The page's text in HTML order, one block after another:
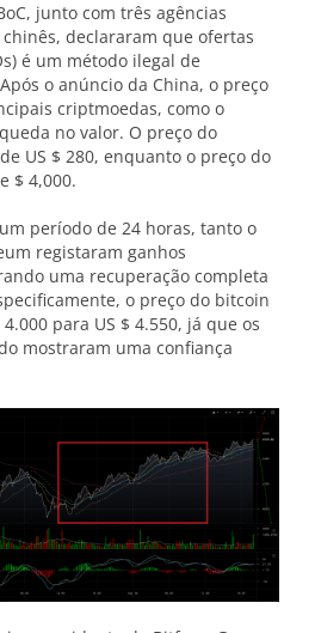
junto com três agências
declararam que ofertas
é um método ilegal de
o anúncio da China, o preço
criptmoedas, como o
no valor. O preço do
US $ 280, enquanto o preço do
$ 4,000.
período de 24 horas, tanto o
registaram ganhos
uma recuperação completa
o preço do bitcoin
para US $ 4.550, já que os
mostraram uma confiança